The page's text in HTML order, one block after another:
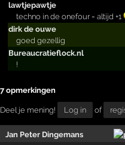
lawtjepawtje
techno in de onefour = altijd +1
dirk de ouwe
goed gezellig
Bureau­cratie­flock.­nl
!
7 opmerkingen
Deel je mening! Log in of
Jan Peter Dingemans